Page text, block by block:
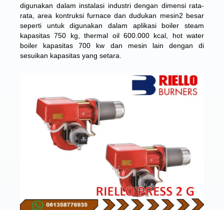
digunakan dalam instalasi industri dengan dimensi rata-
rata, area kontruksi furnace dan dudukan mesin2 besar
seperti untuk digunakan dalam aplikasi boiler steam
kapasitas 750 kg, thermal oil 600.000 kcal, hot water
boiler kapasitas 700 kw dan mesin lain dengan di
sesuikan kapasitas yang setara.